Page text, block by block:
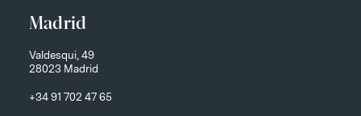
Madrid
Valdesqui, 49
28023 Madrid
+34 91 702 47 65